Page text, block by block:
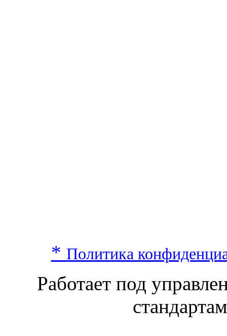
* Политика
Работает под